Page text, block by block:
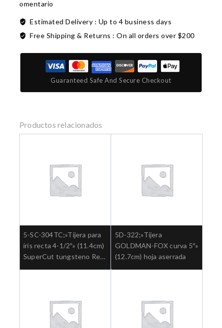
omentario
Estimated Delivery : Up to 4 business days
Free Shipping & Returns : On all orders over $200
Guaranteed Safe And Secure Checkout
Productos relacionados
5-SC-304TC;»Tijera para
iris recta 4-1/2″» (11.4cm)
SuperCut tungsteno Ref:
5D-322;»Tijera
GOLDMAN-FOX curva 5″»
(12.7cm) hoja aserrada